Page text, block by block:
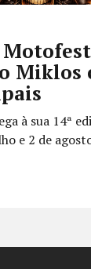
Miklos
à sua 14ª
e 2 de